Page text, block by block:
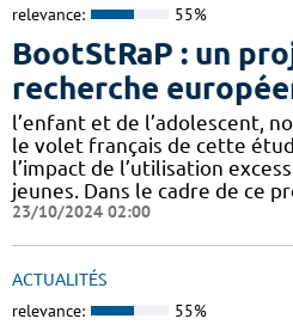
relevance: 55%
BootStRaP : un
recherche
l’enfant et de l’adolescent,
le volet français de cette
l’impact de l’utilisation
jeunes. Dans le cadre de ce
23/10/2024 02:00
ACTUALITÉS
relevance: 55%